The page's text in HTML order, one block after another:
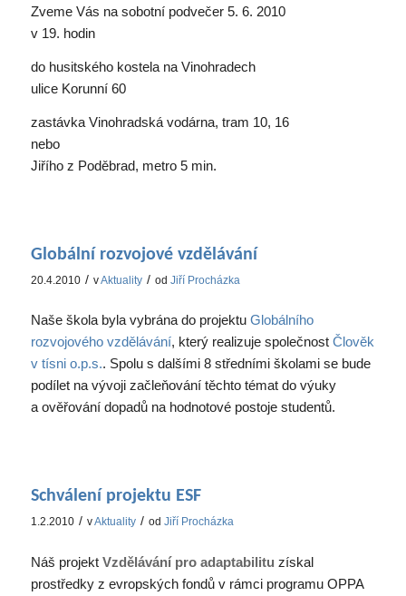
Zveme Vás na sobotní podvečer 5. 6. 2010
v 19. hodin
do husitského kostela na Vinohradech
ulice Korunní 60
zastávka Vinohradská vodárna, tram 10, 16
nebo
Jiřího z Poděbrad, metro 5 min.
Globální rozvojové vzdělávání
20.4.2010 / vAktuality / od Jiří Procházka
Naše škola byla vybrána do projektu Globálního
rozvojového vzdělávání, který realizuje společnost Člověk
v tísni o.p.s.. Spolu s dalšími 8 středními školami se bude
podílet na vývoji začleňování těchto témat do výuky
a ověřování dopadů na hodnotové postoje studentů.
Schválení projektu ESF
1.2.2010 / vAktuality / od Jiří Procházka
Náš projekt Vzdělávání pro adaptabilitu získal
prostředky z evropských fondů v rámci programu OPPA